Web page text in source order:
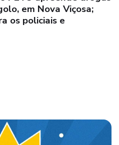
em Nova Viçosa;
os policiais e